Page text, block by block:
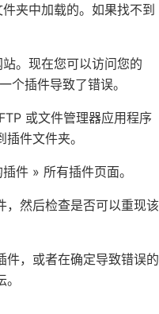
夹中加载的。如果找不到
。现在您可以访问您的
个插件导致了错误。
或文件管理器应用程序
件文件夹。
件 » 所有插件页面。
，然后检查是否可以重现该
件，或者在确定导致错误的